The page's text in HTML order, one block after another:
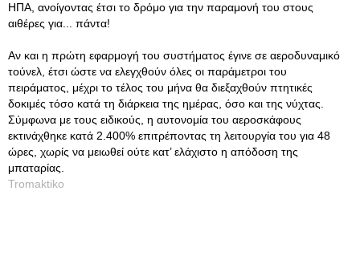
ΗΠΑ, ανοίγοντας έτσι το δρόμο για την παραμονή του στους
αιθέρες για... πάντα!
Αν και η πρώτη εφαρμογή του συστήματος έγινε σε αεροδυναμικό
τούνελ, έτσι ώστε να ελεγχθούν όλες οι παράμετροι του
πειράματος, μέχρι το τέλος του μήνα θα διεξαχθούν πτητικές
δοκιμές τόσο κατά τη διάρκεια της ημέρας, όσο και της νύχτας.
Σύμφωνα με τους ειδικούς, η αυτονομία του αεροσκάφους
εκτινάχθηκε κατά 2.400% επιτρέποντας τη λειτουργία του για 48
ώρες, χωρίς να μειωθεί ούτε κατ’ ελάχιστο η απόδοση της
μπαταρίας.
Tromaktiko